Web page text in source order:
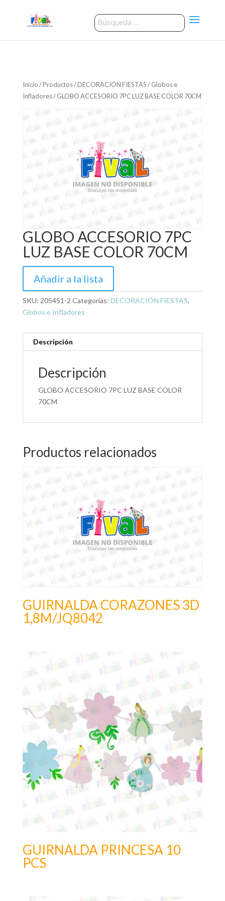
Inicio/Productos/DECORACIÓN FIESTAS/Globos e
Infladores/ GLOBO ACCESORIO 7PC LUZ BASE COLOR 70CM
GLOBO ACCESORIO 7PC
LUZ BASE COLOR 70CM
Añadir a la lista
SKU: 205451-2 Categorías: DECORACIÓN FIESTAS,
Globos e Infladores
Descripción
Descripción
GLOBO ACCESORIO 7PC LUZ BASE COLOR
70CM
Productos relacionados
GUIRNALDA CORAZONES 3D
1,8M/JQ8042
GUIRNALDA PRINCESA 10
PCS